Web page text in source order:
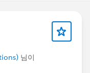
님이